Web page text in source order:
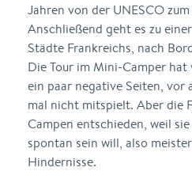
Jahren von der UNESCO
Anschließend geht es zu
Städte Frankreichs, nach
Die Tour im Mini-Camper
ein paar negative Seiten, vor
mal nicht mitspielt. Aber die
Campen entschieden, weil
spontan sein will, also
Hindernisse.